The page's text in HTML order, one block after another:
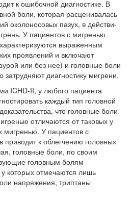
к ошибочной диагностике. В
боли, которая расценивалась
околоносовых пазух, в действи­
У пациентов с мигренью
выраженным
проявлений и включают
или без нее) и головные боли
затрудняют диагностику мигрени.
ICHD-II, у лю­бого пациента
каждый тип головной
что головные боли
отличаются от таковых у
мигре­нью. У пациентов с
к облегчению головных
головные боли, по своим
головным болям
которых от­мечаются лишь
напряжения, триптаны